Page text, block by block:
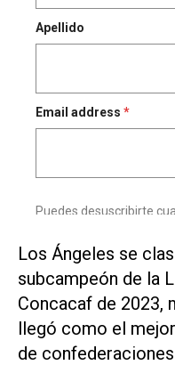
Los Ángeles se
subcampeón de la
Concacaf de 2023,
llegó como el
de